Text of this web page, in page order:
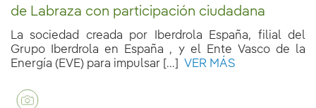
de Labraza con participación ciudadana
La sociedad creada por Iberdrola España, filial del
Grupo Iberdrola en España , y el Ente Vasco de la
Energía (EVE) para impulsar [...]
VER MÁS